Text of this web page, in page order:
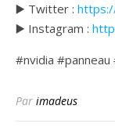
▶️ Twitter :
▶️ Instagram :
#nvidia
Par imadeus